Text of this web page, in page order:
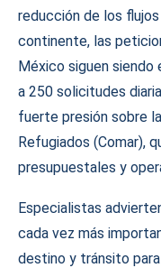
reducción de los
continente, las
México siguen siendo
a 250 solicitudes
fuerte presión sobre
Refugiados (Comar),
presupuestales y
Especialistas
cada vez más
destino y tránsito